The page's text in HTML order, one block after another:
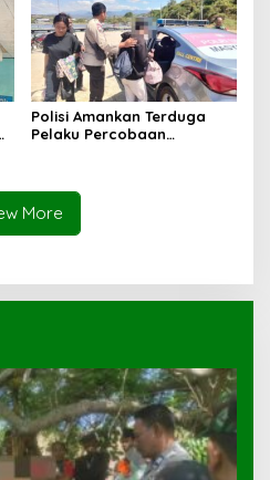
Polisi Amankan Terduga
Pelaku Percobaan
More